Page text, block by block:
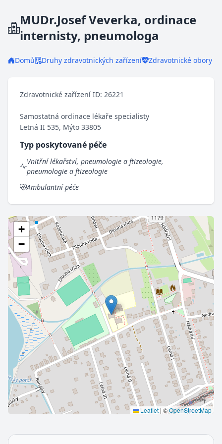
MUDr.Josef Veverka, ordinace
internisty, pneumologa
Domů Druhy zdravotnických zařízení Zdravotnické obory
Zdravotnické zařízení ID: 26221
Samostatná ordinace lékaře specialisty
Letná II 535, Mýto 33805
Typ poskytované péče
Vnitřní lékařství, pneumologie a ftizeologie,
pneumologie a ftizeologie
Ambulantní péče
+
−
Leaflet | ©OpenStreetMap